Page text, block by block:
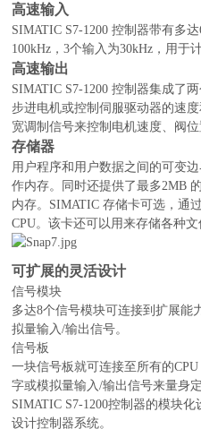
高速输入
SIMATIC S7-1200 控制器带有多
100kHz，3个输入为30kHz，用于
高速输出
SIMATIC S7-1200 控制器集成了
步进电机或控制伺服驱动器的速
宽调制信号来控制电机速度、阀
存储器
用户程序和用户数据之间的可变
作内存。同时还提供了最多2MB
内存。SIMATIC 存储卡可选，通
CPU。该卡还可以用来存储各种
可扩展的灵活设计
信号模块
多达8个信号模块可连接到扩展能
拟量输入/输出信号。
信号板
一块信号板就可连接至所有的
字或模拟量输入/输出信号来量身
SIMATIC S7-1200控制器的模块
设计控制器系统。